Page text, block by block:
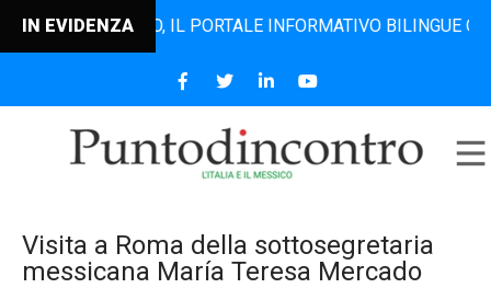
IN EVIDENZAIL PORTALE INFORMATIVO BILINGUE CHE
Visita a Roma della sottosegretaria
messicana María Teresa Mercado